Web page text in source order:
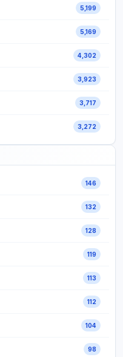
5,199
5,169
4,302
3,923
3,717
3,272
146
132
128
119
113
112
104
98